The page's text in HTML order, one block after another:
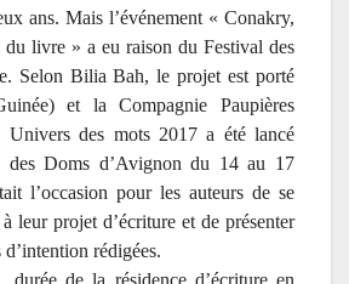
ans. Mais l’événement « Conakry,
du livre » a eu raison du Festival des
Selon Bilia Bah, le projet est porté
et la Compagnie Paupières
Univers des mots 2017 a été lancé
des Doms d’Avignon du 14 au 17
l’occasion pour les auteurs de se
leur projet d’écriture et de présenter
rédigées.
de la résidence d’écriture en